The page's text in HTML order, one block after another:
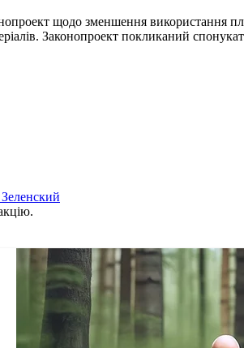
щодо зменшення використання
Законопроект покликаний